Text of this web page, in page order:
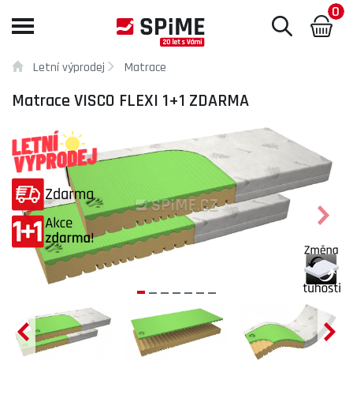
Toggle
0
Letní výprodej Matrace
Matrace VISCO FLEXI 1+1 ZDARMA